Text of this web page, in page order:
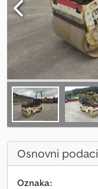
Osnovni podaci
Oznaka: